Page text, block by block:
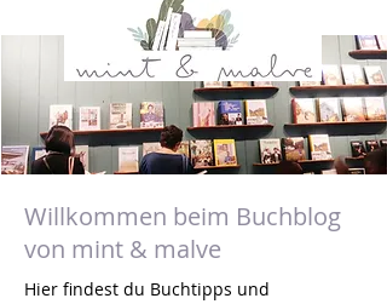
Willkommen beim Buchblog
von mint & malve
Hier findest du Buchtipps und